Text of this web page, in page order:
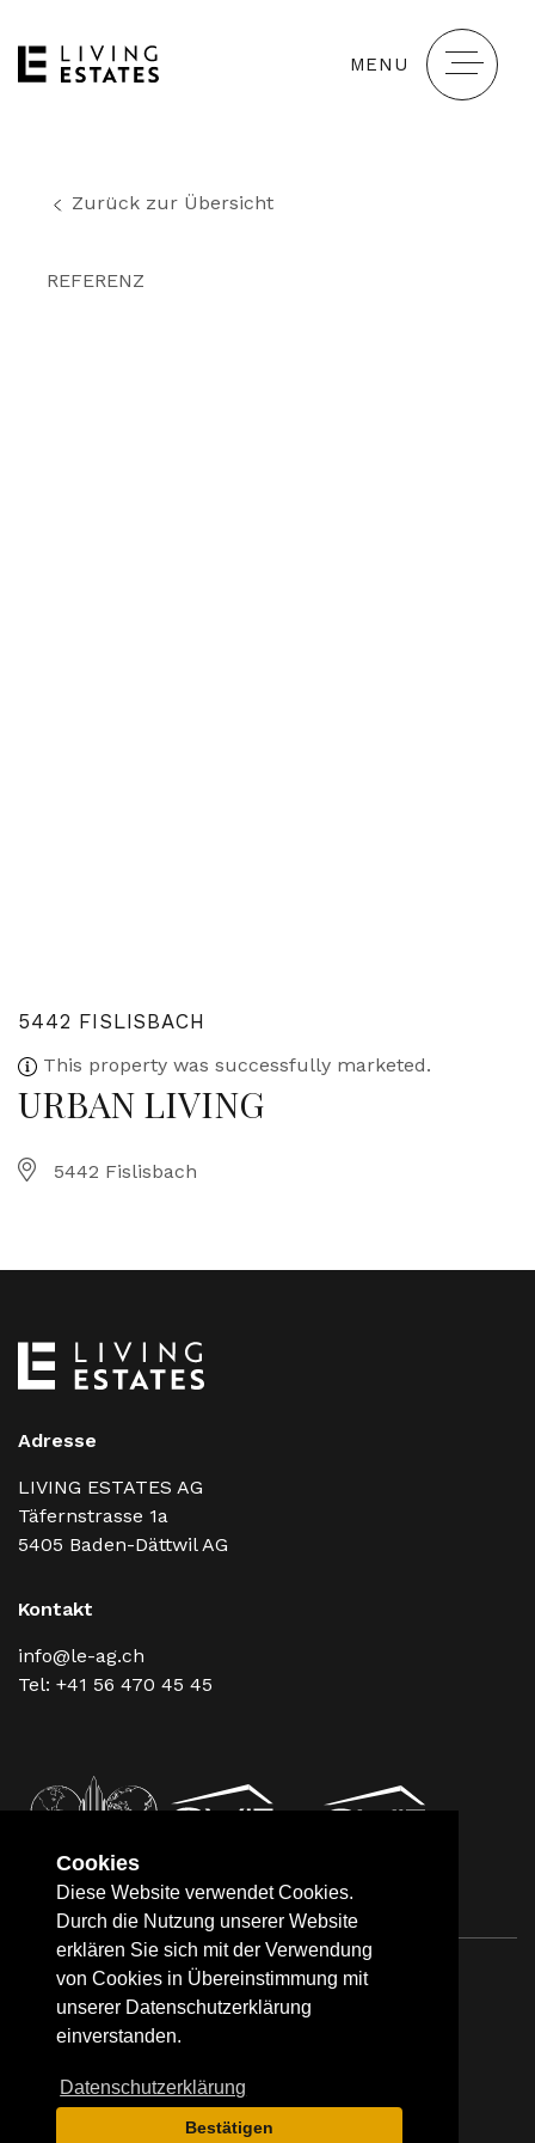
Cookies
Diese Website verwendet Cookies.
Durch die Nutzung unserer Website
erklären Sie sich mit der Verwendung
von Cookies in Übereinstimmung mit
unserer Datenschutzerklärung
einverstanden.
Datenschutzerklärung
Bestätigen
MENU
Zurück zur Übersicht
REFERENZ
5442 FISLISBACH
This property was successfully marketed.
URBAN LIVING
5442 Fislisbach
Adresse
LIVING ESTATES AG
Täfernstrasse 1a
5405 Baden-Dättwil AG
Kontakt
info@le-ag.ch
Tel: +41 56 470 45 45
© 2026 Living Estates AG
Impressum Datenschutz